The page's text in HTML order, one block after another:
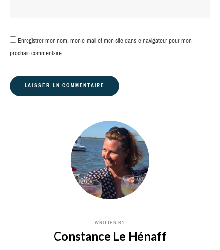
Enregistrer mon nom, mon e-mail et mon site dans le navigateur pour mon
prochain commentaire.
WRITTEN BY
Constance Le Hénaff